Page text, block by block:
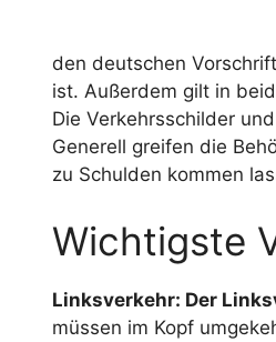
den deutschen
ist. Außerdem gilt in
Die Verkehrsschilder
Generell greifen die
zu Schulden kommen
Wichtigste
Linksverkehr: Der
müssen im Kopf